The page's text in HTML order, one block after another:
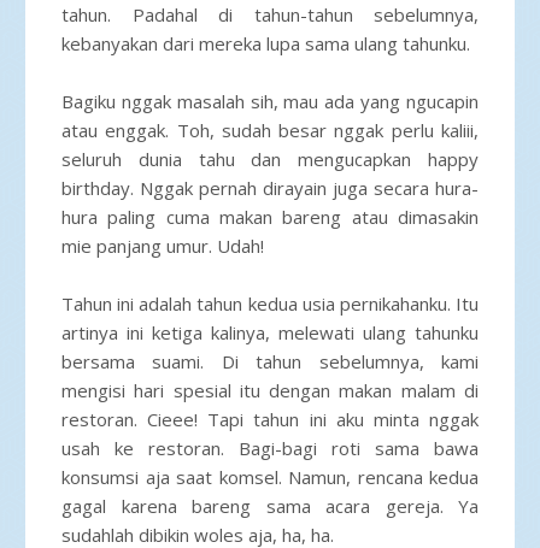
tahun. Padahal di tahun-tahun sebelumnya,
kebanyakan dari mereka lupa sama ulang tahunku.
Bagiku nggak masalah sih, mau ada yang ngucapin
atau enggak. Toh, sudah besar nggak perlu kaliii,
seluruh dunia tahu dan mengucapkan happy
birthday. Nggak pernah dirayain juga secara hura-
hura paling cuma makan bareng atau dimasakin
mie panjang umur. Udah!
Tahun ini adalah tahun kedua usia pernikahanku. Itu
artinya ini ketiga kalinya, melewati ulang tahunku
bersama suami. Di tahun sebelumnya, kami
mengisi hari spesial itu dengan makan malam di
restoran. Cieee! Tapi tahun ini aku minta nggak
usah ke restoran. Bagi-bagi roti sama bawa
konsumsi aja saat komsel. Namun, rencana kedua
gagal karena bareng sama acara gereja. Ya
sudahlah dibikin woles aja, ha, ha.